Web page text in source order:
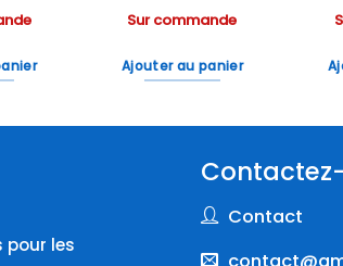
Sur commande
Ajouter au panier
les
Contact